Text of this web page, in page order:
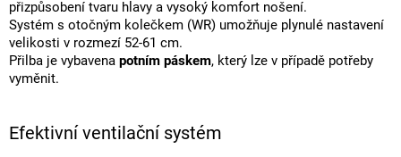
přizpůsobení tvaru hlavy a vysoký komfort nošení.
Systém s otočným kolečkem (WR) umožňuje plynulé nastavení
velikosti v rozmezí 52-61 cm.
Přilba je vybavena potním páskem, který lze v případě potřeby
vyměnit.
Efektivní ventilační systém